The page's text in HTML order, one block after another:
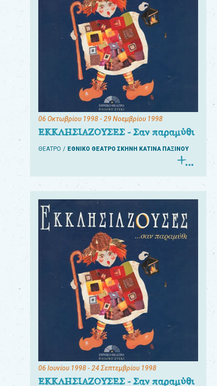
06 Οκτωβρίου 1998- 29 Νοεμβρίου 1998
ΕΚΚΛΗΣΙΑΖΟΥΣΕΣ - Σαν παραμύθι
ΘΕΑΤΡΟ ΕΘΝΙΚΟ ΘΕΑΤΡΟ ΣΚΗΝΗ ΚΑΤΙΝΑ ΠΑΞΙΝΟΥ
06 Ιουνίου 1998- 24 Σεπτεμβρίου 1998
ΕΚΚΛΗΣΙΑΖΟΥΣΕΣ - Σαν παραμύθι